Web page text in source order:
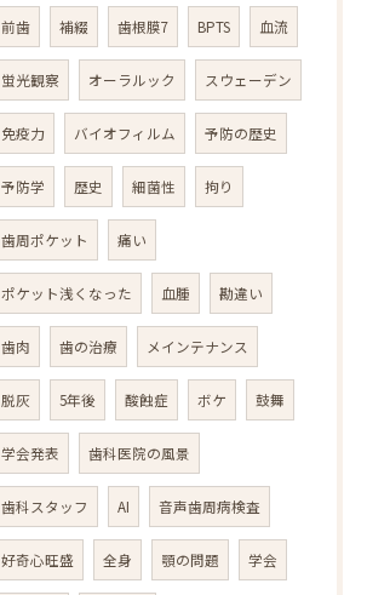
前歯 補綴 歯根膜7 BPTS 血流
蛍光観察 オーラルック スウェーデン
免疫力 バイオフィルム 予防の歴史
予防学 歴史 細菌性 拘り
歯周ポケット 痛い
ポケット浅くなった 血腫 勘違い
歯肉 歯の治療 メインテナンス
脱灰 5年後 酸蝕症 ボケ 鼓舞
学会発表 歯科医院の風景
歯科スタッフ AI 音声歯周病検査
好奇心旺盛 全身 顎の問題 学会